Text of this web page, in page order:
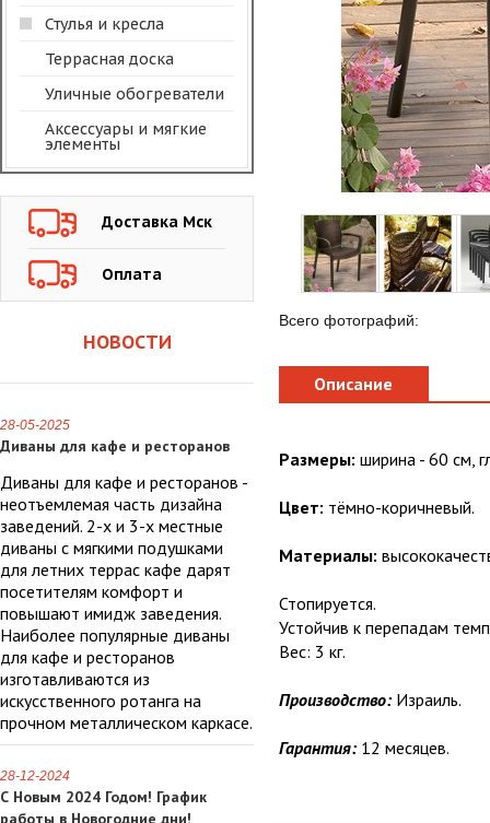
Стулья и кресла
Террасная доска
Уличные обогреватели
Аксессуары и мягкие
элементы
Доставка Мск
Оплата
НОВОСТИ
28-05-2025
Диваны для кафе и ресторанов
Диваны для кафе и ресторанов -
неотъемлемая часть дизайна
заведений. 2-х и 3-х местные
диваны с мягкими подушками
для летних террас кафе дарят
посетителям комфорт и
повышают имидж заведения.
Наиболее популярные диваны
для кафе и ресторанов
изготавливаются из
искусственного ротанга на
прочном металлическом каркасе.
28-12-2024
С Новым 2024 Годом! График
работы в Новогодние дни!
Всего фотографий:
Описание
Размеры: ширина - 60 см,
Цвет: тёмно-коричневый.
Материалы:
Стопируется.
Устойчив к перепадам
Вес: 3 кг.
Производство:Израиль.
Гарантия:12 месяцев.